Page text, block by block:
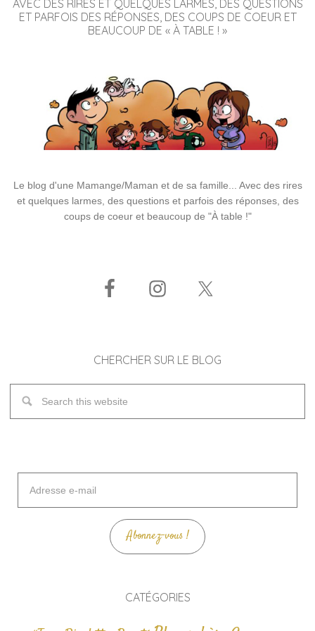
AVEC DES RIRES ET QUELQUES LARMES, DES QUESTIONS
ET PARFOIS DES RÉPONSES, DES COUPS DE COEUR ET
BEAUCOUP DE « À TABLE ! »
Le blog d'une Mamange/Maman et de sa famille... Avec des rires
et quelques larmes, des questions et parfois des réponses, des
coups de coeur et beaucoup de "À table !"
CHERCHER SUR LE BLOG
mail
Abonnez-vous !
CATÉGORIES